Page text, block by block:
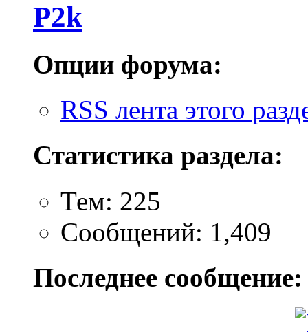
P2k
Опции форума:
RSS лента этого
Статистика раздела:
Тем: 225
Сообщений: 1,409
Последнее сообщение: